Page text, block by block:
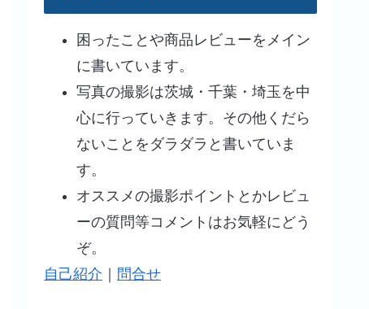
困ったことや商品レビューをメイン
に書いています。
写真の撮影は茨城・千葉・埼玉を中
心に行っていきます。その他くだら
ないことをダラダラと書いていま
す。
オススメの撮影ポイントとかレビュ
ーの質問等コメントはお気軽にどう
ぞ。
自己紹介
問合せ